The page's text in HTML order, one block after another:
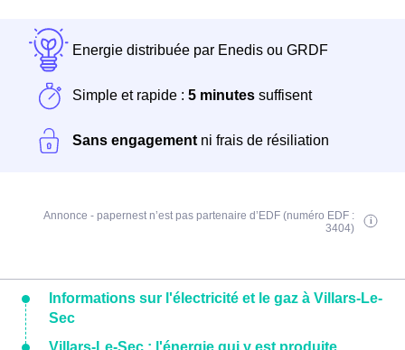
Energie distribuée par Enedis ou GRDF
Simple et rapide : 5 minutes suffisent
Sans engagement ni frais de résiliation
Annonce - papernest n’est pas partenaire d’EDF (numéro EDF :
3404)
Informations sur l'électricité et le gaz à Villars-Le-
Sec
Villars-Le-Sec : l'énergie qui y est produite